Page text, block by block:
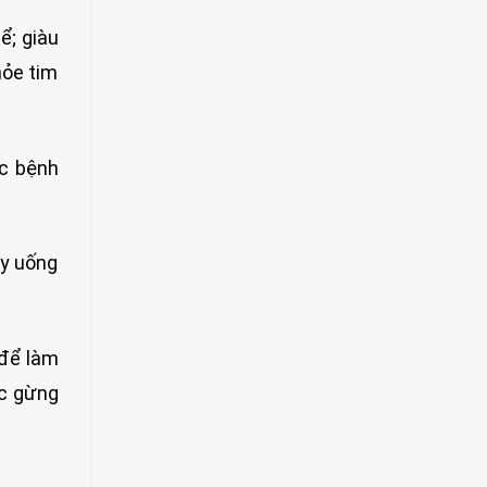
giàu
tim
bệnh
uống
làm
gừng